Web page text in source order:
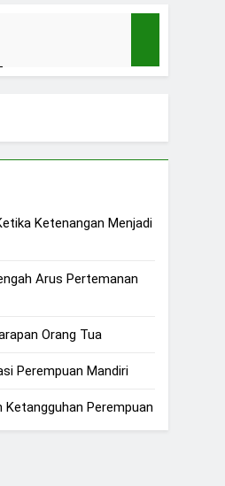
Ketenangan Menjadi
Arus Pertemanan
Orang Tua
Perempuan Mandiri
Ketangguhan Perempuan